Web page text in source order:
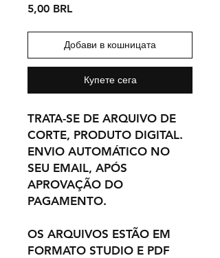
5,00 BRLЦена
Добави в кошницата
Купете сега
TRATA-SE DE ARQUIVO DE
CORTE, PRODUTO DIGITAL.
ENVIO AUTOMÁTICO NO
SEU EMAIL, APÓS
APROVAÇÃO DO
PAGAMENTO.
OS ARQUIVOS ESTÃO EM
FORMATO STUDIO E PDF